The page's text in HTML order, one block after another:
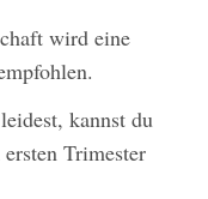
wird eine
kannst du
Trimester